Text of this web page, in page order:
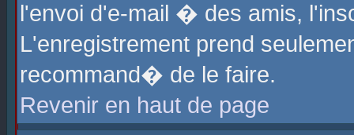
l'envoi d'e-mail � des amis,
L'enregistrement prend
recommand� de le faire.
Revenir en haut de page